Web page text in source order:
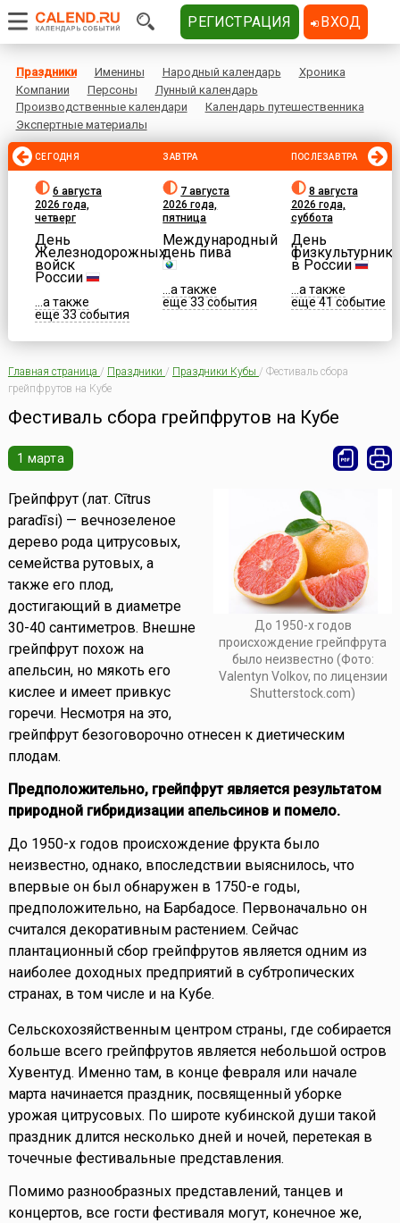
Праздники Именины Народный календарь
Хроника
Компании
Персоны
Лунный календарь
Производственные календари
Календарь путешественника
Экспертные материалы
СЕГОДНЯ
6 августа
2026 года,
четверг
День
Железнодорожных
войск
России
...а также
еще 33 события
ЗАВТРА
7 августа
2026 года,
пятница
Международный
день пива
...а также
еще 33 события
ПОСЛЕЗАВТРА
8 августа
2026 года,
суббота
День
физкультурника
в России
...а также
еще 41 событие
Главная страница / Праздники / Праздники Кубы / Фестиваль сбора
грейпфрутов на Кубе
Фестиваль сбора грейпфрутов на Кубе
1 марта
До 1950-х годов
происхождение грейпфрута
было неизвестно (Фото:
Valentyn Volkov, по лицензии
Shutterstock.com)
Грейпфрут (лат. Cītrus
paradīsi) — вечнозеленое
дерево рода цитрусовых,
семейства рутовых, а
также его плод,
достигающий в диаметре
30-40 сантиметров. Внешне
грейпфрут похож на
апельсин, но мякоть его
кислее и имеет привкус
горечи. Несмотря на это,
грейпфрут безоговорочно отнесен к диетическим
плодам.
Предположительно, грейпфрут является результатом
природной гибридизации апельсинов и помело.
До 1950-х годов происхождение фрукта было
неизвестно, однако, впоследствии выяснилось, что
впервые он был обнаружен в 1750-е годы,
предположительно, на Барбадосе. Первоначально он
считался декоративным растением. Сейчас
плантационный сбор грейпфрутов является одним из
наиболее доходных предприятий в субтропических
странах, в том числе и на Кубе.
Сельскохозяйственным центром страны, где собирается
больше всего грейпфрутов является небольшой остров
Хувентуд. Именно там, в конце февраля или начале
марта начинается праздник, посвященный уборке
урожая цитрусовых. По широте кубинской души такой
праздник длится несколько дней и ночей, перетекая в
точечные фестивальные представления.
Помимо разнообразных представлений, танцев и
концертов, все гости фестиваля могут, конечное же,
РЕГИСТРАЦИЯ ВХОД